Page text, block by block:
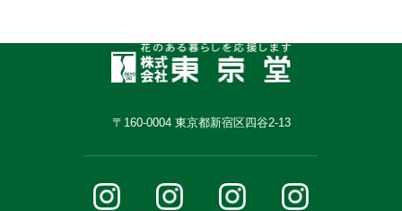
〒160-0004 東京都新宿区四谷2-13